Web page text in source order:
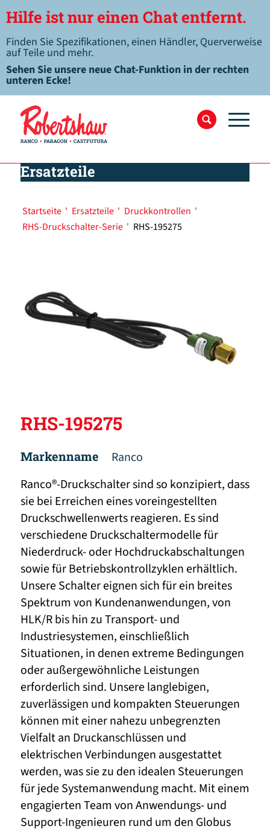
Hilfe ist nur einen Chat entfernt.
Finden Sie Spezifikationen, einen Händler, Querverweise
auf Teile und mehr.
Sehen Sie unsere neue Chat-Funktion in der rechten
unteren Ecke!
Ersatzteile
Startseite ' Ersatzteile ' Druckkontrollen '
RHS-Druckschalter-Serie ' RHS-195275
RHS-195275
Markenname
Ranco
Ranco®-Druckschalter sind so konzipiert, dass
sie bei Erreichen eines voreingestellten
Druckschwellenwerts reagieren. Es sind
verschiedene Druckschaltermodelle für
Niederdruck- oder Hochdruckabschaltungen
sowie für Betriebskontrollzyklen erhältlich.
Unsere Schalter eignen sich für ein breites
Spektrum von Kundenanwendungen, von
HLK/R bis hin zu Transport- und
Industriesystemen, einschließlich
Situationen, in denen extreme Bedingungen
oder außergewöhnliche Leistungen
erforderlich sind. Unsere langlebigen,
zuverlässigen und kompakten Steuerungen
können mit einer nahezu unbegrenzten
Vielfalt an Druckanschlüssen und
elektrischen Verbindungen ausgestattet
werden, was sie zu den idealen Steuerungen
für jede Systemanwendung macht. Mit einem
engagierten Team von Anwendungs- und
Support-Ingenieuren rund um den Globus